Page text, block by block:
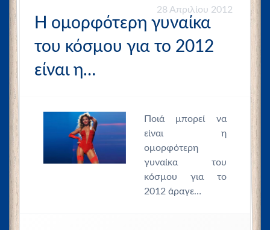
28 Απριλίου 2012
Η ομορφότερη γυναίκα
του κόσμου για το 2012
είναι η…
Ποιά μπορεί να
είναι η
ομορφότερη
γυναίκα του
κόσμου για το
2012 άραγε…